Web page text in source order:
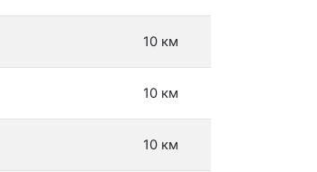
10 км
10 км
10 км